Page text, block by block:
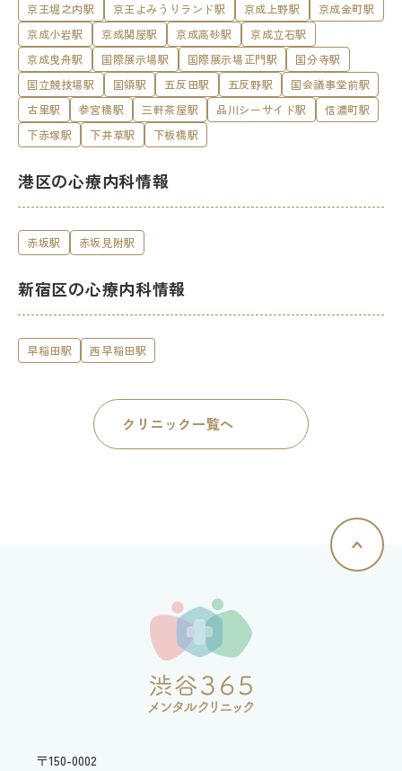
京王堀之内駅
京王よみうりランド駅 京成上野駅
京成金町駅
京成小岩駅
京成関屋駅 京成高砂駅
京成立石駅
京成曳舟駅
国際展示場駅 国際展示場正門駅
国分寺駅
国立競技場駅
国領駅 五反田駅 五反野駅
国会議事堂前駅
古里駅
参宮橋駅 三軒茶屋駅 品川シーサイド駅
信濃町駅
下赤塚駅
下井草駅 下板橋駅
港区の心療内科情報
赤坂駅 赤坂見附駅
新宿区の心療内科情報
早稲田駅 西早稲田駅
クリニック一覧へ
〒150-0002